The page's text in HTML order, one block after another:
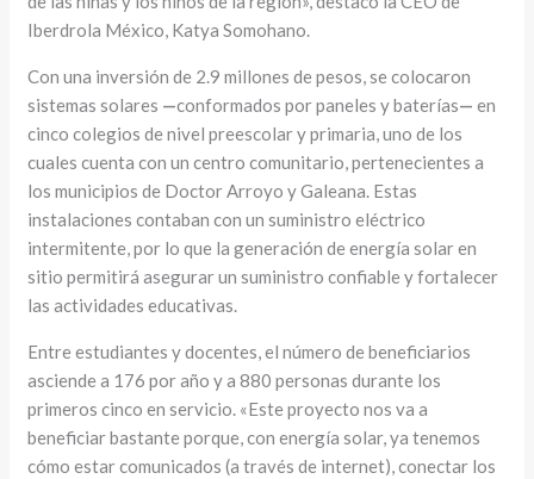
Iberdrola México, Katya Somohano.
Con una inversión de 2.9 millones de pesos, se colocaron
sistemas solares —conformados por paneles y baterías— en
cinco colegios de nivel preescolar y primaria, uno de los
cuales cuenta con un centro comunitario, pertenecientes a
los municipios de Doctor Arroyo y Galeana. Estas
instalaciones contaban con un suministro eléctrico
intermitente, por lo que la generación de energía solar en
sitio permitirá asegurar un suministro confiable y fortalecer
las actividades educativas.
Entre estudiantes y docentes, el número de beneficiarios
asciende a 176 por año y a 880 personas durante los
primeros cinco en servicio. «Este proyecto nos va a
beneficiar bastante porque, con energía solar, ya tenemos
cómo estar comunicados (a través de internet), conectar los